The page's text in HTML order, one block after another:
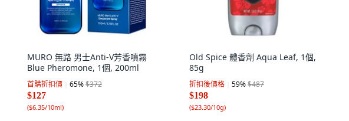
MURO 無路 男士Anti-V芳香噴霧
Blue Pheromone, 1個, 200ml
首購折扣價 65%$372
$127
($6.35/10ml)
Old Spice 體香劑 Aqua Leaf, 1個,
85g
折扣後價格 59%$487
$198
($23.30/10g)